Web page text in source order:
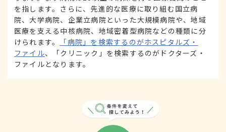
を指します。さらに、先進的な医療に取り組む国立病
院、大学病院、企業立病院といった大規模病院や、地域
医療を支える中核病院、地域密着型病院などの種類に分
けられます。
「病院」を検索するのがホスピタルズ・
ファイル、「クリニック」を検索するのがドクターズ・
ファイルとなります。